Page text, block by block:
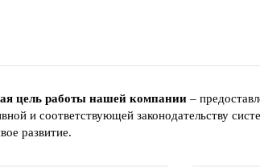
цель работы нашей компании–
и соответствующей законодательству
развитие.